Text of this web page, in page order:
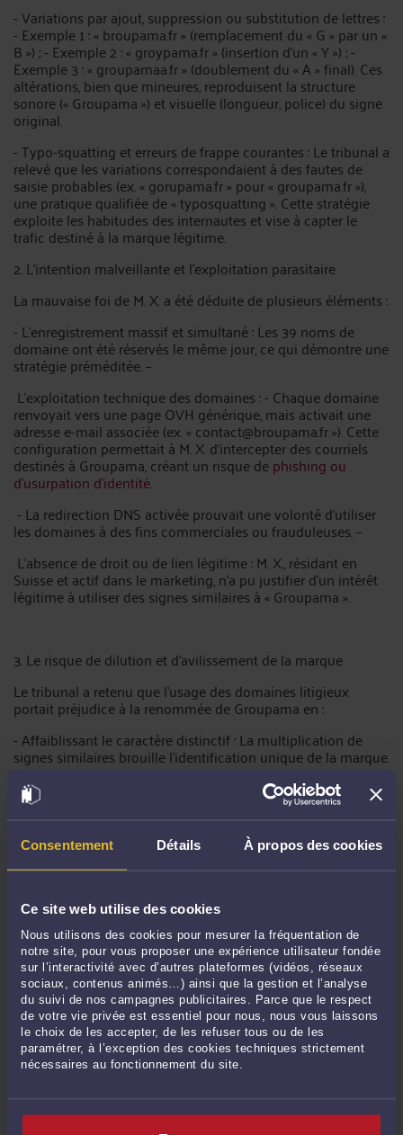
Consentement Détails À propos des cookies
Ce site web utilise des cookies
Nous utilisons des cookies pour mesurer la fréquentation de
notre site, pour vous proposer une expérience utilisateur fondée
sur l’interactivité avec d’autres plateformes (vidéos, réseaux
sociaux, contenus animés…) ainsi que la gestion et l’analyse
du suivi de nos campagnes publicitaires. Parce que le respect
de votre vie privée est essentiel pour nous, nous vous laissons
le choix de les accepter, de les refuser tous ou de les
paramétrer, à l’exception des cookies techniques strictement
nécessaires au fonctionnement du site.
- Variations par ajout, suppression ou substitution de lettres :
- Exemple 1 : « broupama.fr » (remplacement du « G » par un «
B ») ; - Exemple 2 : « groypama.fr » (insertion d’un « Y ») ; -
Exemple 3 : « groupamaa.fr » (doublement du « A » final). Ces
altérations, bien que mineures, reproduisent la structure
sonore (« Groupama ») et visuelle (longueur, police) du signe
original.
- Typo-squatting et erreurs de frappe courantes : Le tribunal a
relevé que les variations correspondaient à des fautes de
saisie probables (ex. « gorupama.fr » pour « groupama.fr »),
une pratique qualifiée de « typosquatting ». Cette stratégie
exploite les habitudes des internautes et vise à capter le
trafic destiné à la marque légitime.
2. L’intention malveillante et l’exploitation parasitaire
La mauvaise foi de M. X. a été déduite de plusieurs éléments :
- L’enregistrement massif et simultané : Les 39 noms de
domaine ont été réservés le même jour, ce qui démontre une
stratégie préméditée. –
L’exploitation technique des domaines : - Chaque domaine
renvoyait vers une page OVH générique, mais activait une
adresse e-mail associée (ex. « contact@broupama.fr »). Cette
configuration permettait à M. X. d’intercepter des courriels
destinés à Groupama, créant un risque dephishing ou
d’usurpation d’identité.
- La redirection DNS activée prouvait une volonté d’utiliser
les domaines à des fins commerciales ou frauduleuses. –
L’absence de droit ou de lien légitime : M. X., résidant en
Suisse et actif dans le marketing, n’a pu justifier d’un intérêt
légitime à utiliser des signes similaires à « Groupama ».
3. Le risque de dilution et d’avilissement de la marque
Le tribunal a retenu que l’usage des domaines litigieux
portait préjudice à la renommée de Groupama en :
- Affaiblissant le caractère distinctif : La multiplication de
signes similaires brouille l’identification unique de la marque.
- Créant un risque d’association négative : Si M. X. avait utilisé
les domaines pour des activités illicites (ex. escroqueries),
cela aurait entaché l’image de Groupama.
réparation du préjudice
Les mesures correctives : transfert des domaines et
indemnisation forfaitaire
Le transfert des noms de domaine : une mesure
prophylactique
Le tribunal a ordonné le transfert des 39 domaines à
Groupama, en application de l’article L. 716-4-11 du CPI. Cette